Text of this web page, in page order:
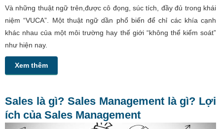
Và những thuật ngữ trên,được cô đọng, súc tích, đầy đủ trong khái
niệm “VUCA”. Một thuật ngữ dần phổ biến để chỉ các khía cạnh
khác nhau của một môi trường hay thế giới “không thể kiểm soát”
như hiện nay.
Xem thêm
Sales là gì? Sales Management là gì? Lợi
ích của Sales Management